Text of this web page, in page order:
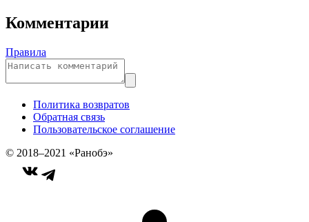
Комментарии
Правила
Политика возвратов
Обратная связь
Пользовательское соглашение
© 2018–2021 «Ранобэ»